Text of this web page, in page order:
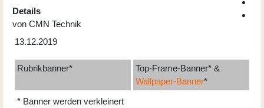
Details
von CMN Technik
13.12.2019
Rubrikbanner*
Top-Frame-Banner* &
Wallpaper-Banner*
* Banner werden verkleinert